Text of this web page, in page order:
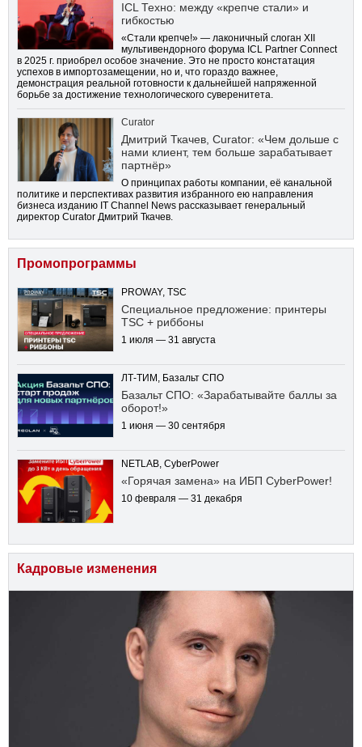
ICL Техно: между «крепче стали» и
гибкостью
«Стали крепче!» — лаконичный слоган XII
мультивендорного форума ICL Partner Connect
в 2025 г. приобрел особое значение. Это не просто констатация
успехов в импортозамещении, но и, что гораздо важнее,
демонстрация реальной готовности к дальнейшей напряженной
борьбе за достижение технологического суверенитета.
Curator
Дмитрий Ткачев, Curator: «Чем дольше с
нами клиент, тем больше зарабатывает
партнёр»
О принципах работы компании, её канальной
политике и перспективах развития избранного ею направления
бизнеса изданию IT Channel News рассказывает генеральный
директор Curator Дмитрий Ткачев.
Промопрограммы
PROWAY, TSC
Специальное предложение: принтеры
TSC + риббоны
1 июля — 31 августа
ЛТ-ТИМ, Базальт СПО
Базальт СПО: «Зарабатывайте баллы за
оборот!»
1 июня — 30 сентября
NETLAB, CyberPower
«Горячая замена» на ИБП CyberPower!
10 февраля — 31 декабря
Кадровые изменения